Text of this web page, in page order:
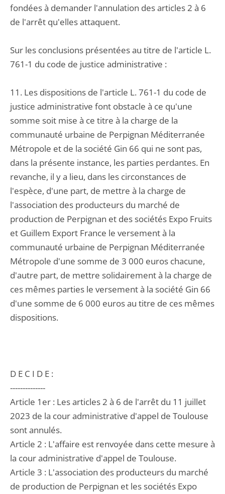
fondées à demander l'annulation des articles 2 à 6
de l'arrêt qu'elles attaquent.
Sur les conclusions présentées au titre de l'article L.
761-1 du code de justice administrative :
11. Les dispositions de l'article L. 761-1 du code de
justice administrative font obstacle à ce qu'une
somme soit mise à ce titre à la charge de la
communauté urbaine de Perpignan Méditerranée
Métropole et de la société Gin 66 qui ne sont pas,
dans la présente instance, les parties perdantes. En
revanche, il y a lieu, dans les circonstances de
l'espèce, d'une part, de mettre à la charge de
l'association des producteurs du marché de
production de Perpignan et des sociétés Expo Fruits
et Guillem Export France le versement à la
communauté urbaine de Perpignan Méditerranée
Métropole d'une somme de 3 000 euros chacune,
d'autre part, de mettre solidairement à la charge de
ces mêmes parties le versement à la société Gin 66
d'une somme de 6 000 euros au titre de ces mêmes
dispositions.
D E C I D E :
--------------
Article 1er : Les articles 2 à 6 de l'arrêt du 11 juillet
2023 de la cour administrative d'appel de Toulouse
sont annulés.
Article 2 : L'affaire est renvoyée dans cette mesure à
la cour administrative d'appel de Toulouse.
Article 3 : L'association des producteurs du marché
de production de Perpignan et les sociétés Expo